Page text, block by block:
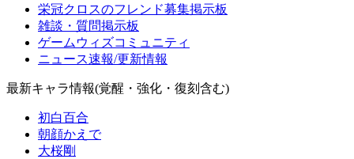
栄冠クロスのフレンド募集掲示板
雑談・質問掲示板
ゲームウィズコミュニティ
ニュース速報/更新情報
最新キャラ情報(覚醒・強化・復刻含む)
初白百合
朝顔かえで
大桜剛